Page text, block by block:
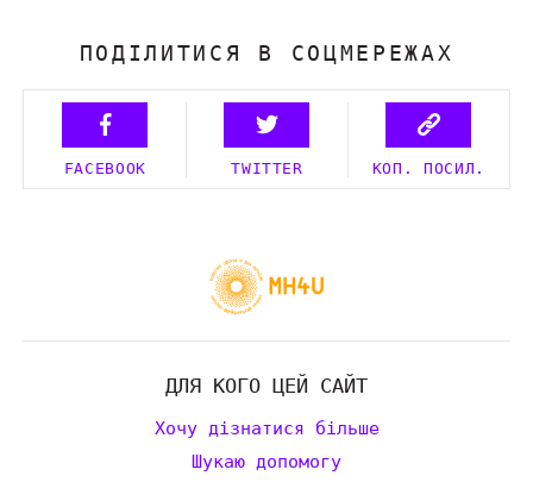
ПОДІЛИТИСЯ В СОЦМЕРЕЖАХ
FACEBOOK TWITTER КОП. ПОСИЛ.
ДЛЯ КОГО ЦЕЙ САЙТ
Хочу дізнатися більше
Шукаю допомогу